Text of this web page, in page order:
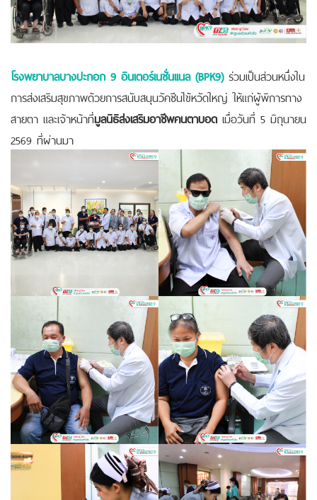
โรงพยาบาลบางปะกอก 9 อินเตอร์เนชั่นเเนล (BPK9)ร่วมเป็นส่วนหนึ่งใน
การส่งเสริมสุขภาพด้วยการสนับสนุนวัคซีนไข้หวัดใหญ่ ให้แก่ผู้พิการทาง
สายตา และเจ้าหน้าที่มูลนิธิส่งเสริมอาชีพคนตาบอด เมื่อวันที่ 5 มิถุนายน
2569 ที่ผ่านมา